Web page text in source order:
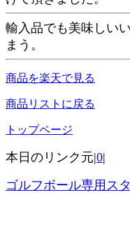
輸入品でも美味しい
まう。
商品を楽天で見る
商品リストに戻る
トップページ
本日のリンク元|0|
ゴルフボール専用ス